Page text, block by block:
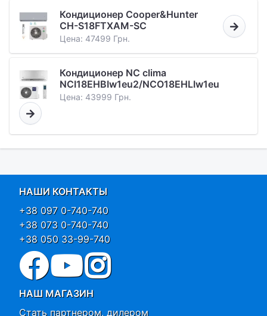
Кондиционер Cooper&Hunter
CH-S18FTXAM-SC
Цена: 47499 Грн.
Кондиционер NC clima
NCI18EHBIw1eu2/NCO18EHLIw1eu
Цена: 43999 Грн.
НАШИ КОНТАКТЫ
+38 097 0-740-740
+38 073 0-740-740
+38 050 33-99-740
НАШ МАГАЗИН
Стать партнером, дилером